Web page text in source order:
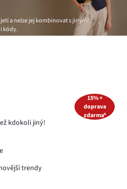
a nelze jej kombinovat s jinými
kódy.
kdokoli jiný!
trendy
15% +
doprava
zdarma*